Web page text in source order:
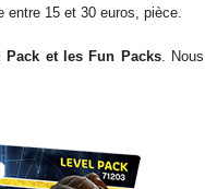
entre 15 et 30 euros, pièce.
Pack et les Fun Packs. Nous